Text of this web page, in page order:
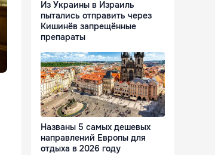
Из Украины в Израиль
пытались отправить через
Кишинёв запрещённые
препараты
Названы 5 самых дешевых
направлений Европы для
отдыха в 2026 году